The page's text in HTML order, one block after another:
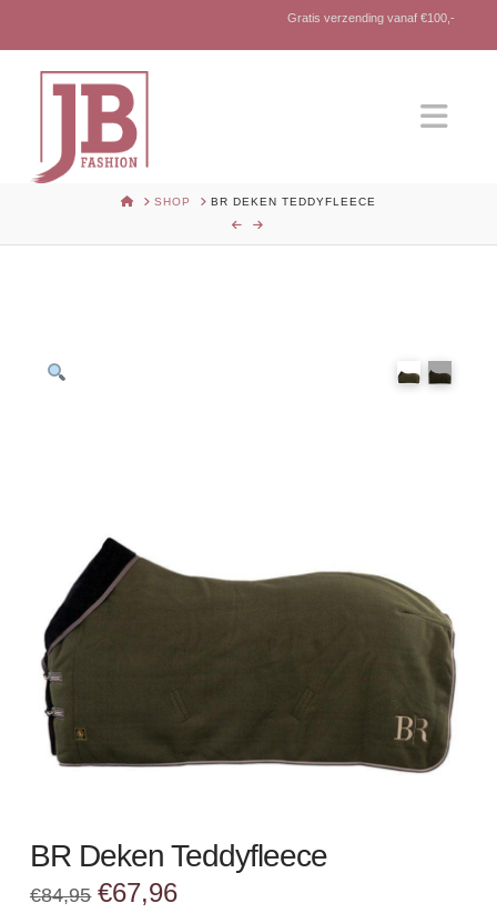
Gratis verzending vanaf €100,-
HOMESHOP BR DEKEN TEDDYFLEECE
BR Deken Teddyfleece
€84,95 Oorspronkelijke
prijs
€67,96